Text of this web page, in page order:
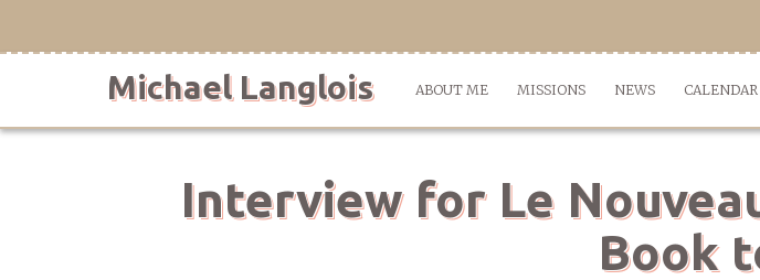
Michael Langlois ABOUT ME MISSIONS NEWS CALENDAR
Interview for Le
Book